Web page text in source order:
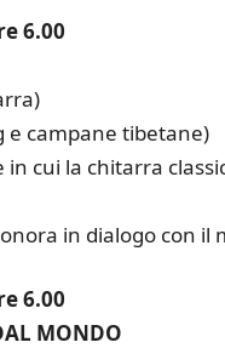
6.00
e campane tibetane)
cui la chitarra
in dialogo con il
6.00
MONDO